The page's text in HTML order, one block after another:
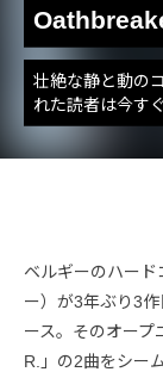
壮絶な静と動の
れた読者は今す
ベルギーのハー
ー）が3年ぶり3
ース。そのオー
R.」の2曲をシー